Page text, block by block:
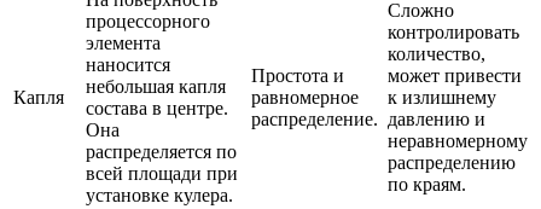
Капля
процессорного
элемента
наносится
небольшая капля
состава в центре.
Она
распределяется по
всей площади при
установке кулера.
Простота и
равномерное
распределение.
Сложно
контролировать
количество,
может привести
к излишнему
давлению и
неравномерному
распределению
по краям.